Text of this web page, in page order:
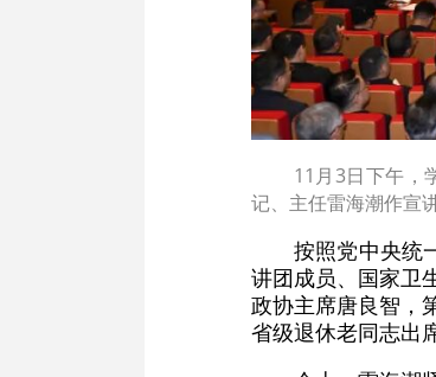
11月3日下午，
记、主任雷海潮作宣
按照党中央统
讲团成员、国家卫
政协主席唐良智，
省级退休老同志出席